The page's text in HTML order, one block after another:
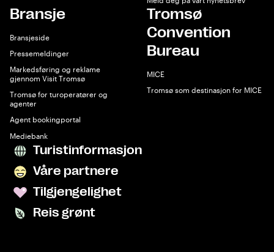
Bransje
Bransjeside
Pressemeldinger
Markedsføring og reklame
gjennom Visit Tromsø
Tromsø for turoperatører og
agenter
Agent bookingportal
Mediebank
Tromsø
Convention
Bureau
MICE
Tromsø som destinasjon for MICE
Turistinformasjon
Våre partnere
Tilgjengelighet
Reis grønt